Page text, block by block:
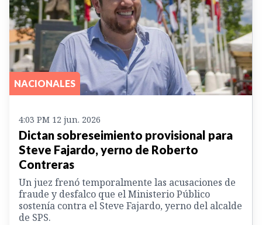
NACIONALES
4:03 PM 12 jun. 2026
Dictan sobreseimiento provisional para
Steve Fajardo, yerno de Roberto
Contreras
Un juez frenó temporalmente las acusaciones de
fraude y desfalco que el Ministerio Público
sostenía contra el Steve Fajardo, yerno del alcalde
de SPS.